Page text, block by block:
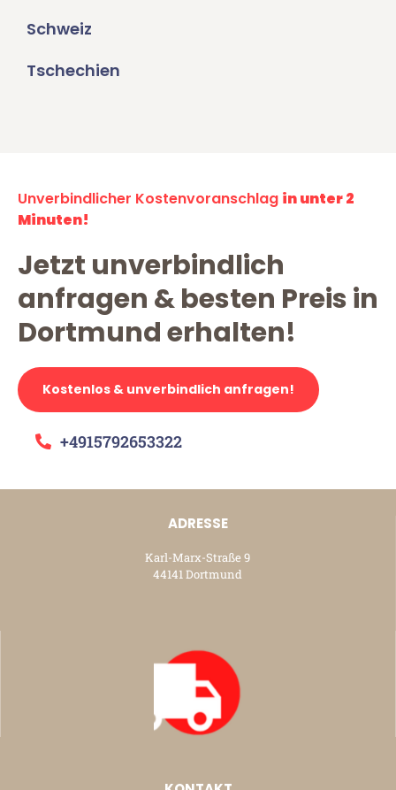
Schweiz
Tschechien
Unverbindlicher Kostenvoranschlag in unter 2
Minuten!
Jetzt unverbindlich
anfragen & besten Preis in
Dortmund erhalten!
Kostenlos & unverbindlich anfragen!
+4915792653322
ADRESSE
Karl-Marx-Straße 9
44141 Dortmund